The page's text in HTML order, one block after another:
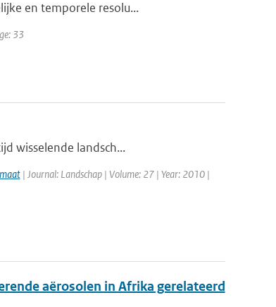
en temporele resolu...
33
wisselende landsch...
| Journal: Landschap | Volume: 27 | Year: 2010 |
aërosolen in Afrika gerelateerd